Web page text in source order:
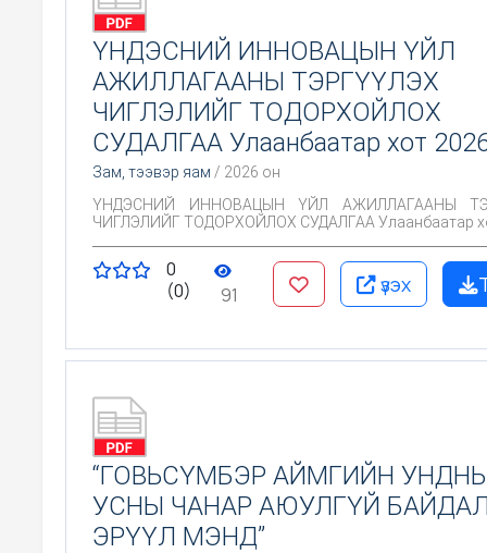
ҮНДЭСНИЙ ИННОВАЦЫН ҮЙЛ
АЖИЛЛАГААНЫ ТЭРГҮҮЛЭХ
ЧИГЛЭЛИЙГ ТОДОРХОЙЛОХ
СУДАЛГАА Улаанбаатар хот
Зам, тээвэр яам / 2026 он
ҮНДЭСНИЙ ИННОВАЦЫН ҮЙЛ АЖИЛЛАГААНЫ
ЧИГЛЭЛИЙГ ТОДОРХОЙЛОХ СУДАЛГАА Улаанбаатар
0
(0)
91 үзэх
“ГОВЬСҮМБЭР АЙМГИЙН
УСНЫ ЧАНАР АЮУЛГҮЙ
ЭРҮҮЛ МЭНД”